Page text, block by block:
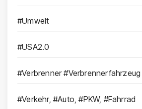
#Umwelt
#USA2.0
#Verbrenner #Verbrennerfahrzeug
#Verkehr, #Auto, #PKW, #Fahrrad